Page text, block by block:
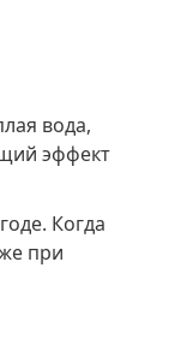
вода,
эффект
Когда
при